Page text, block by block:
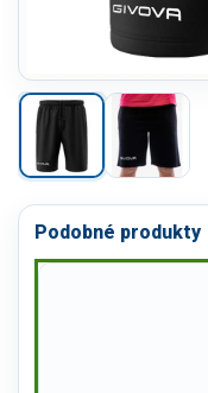
Podobné produkty